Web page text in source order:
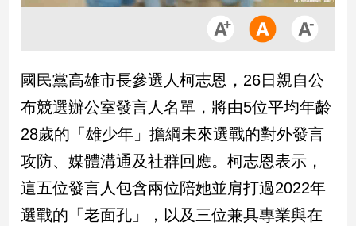
品
政
治
政
治
焦
觀
國民黨高雄市長參選人柯志恩，26日親自公
布競選辦公室發言人名單，將由5位平均年齡
28歲的「雄少年」擔綱未來選戰的對外發言
攻防、媒體溝通及社群回應。柯志恩表示，
這五位發言人包含兩位陪她並肩打過2022年
選戰的「老面孔」，以及三位兼具專業與在